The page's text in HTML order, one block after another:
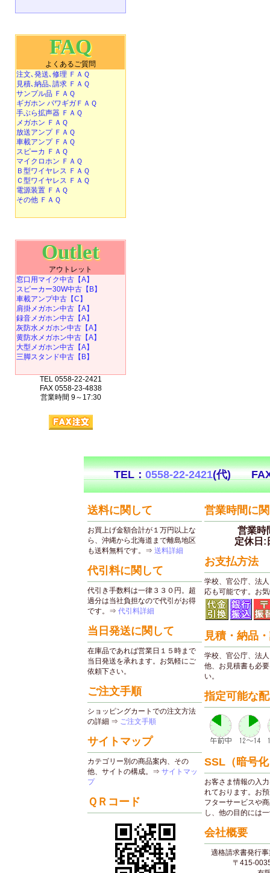
FAQ
よくあるご質問
注文､発送､修理 ＦＡＱ
見積､納品､請求 ＦＡＱ
サンプル品 ＦＡＱ
ギガホン パワギガＦＡＱ
手ぶら拡声器 ＦＡＱ
メガホン ＦＡＱ
放送アンプ ＦＡＱ
車載アンプ ＦＡＱ
スピーカ ＦＡＱ
マイクロホン ＦＡＱ
Ｂ型ワイヤレス ＦＡＱ
Ｃ型ワイヤレス ＦＡＱ
電源装置 ＦＡＱ
その他 ＦＡＱ
Outlet
アウトレット
窓口用マイク中古【A】
スピーカー30W中古【B】
車載アンプ中古【C】
肩掛メガホン中古【A】
録音メガホン中古【A】
灰防水メガホン中古【A】
黄防水メガホン中古【A】
大型メガホン中古【A】
三脚スタンド中古【B】
TEL 0558-22-2421
FAX 0558-23-4838
営業時間 9～17:30